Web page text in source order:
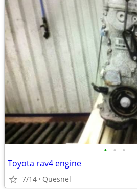
• • •
Toyota rav4 engine
7/14 Quesnel